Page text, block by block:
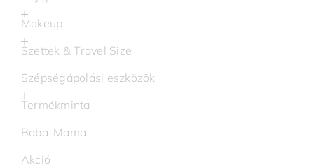
Makeup
Szettek & Travel Size
Szépségápolási eszközök
Termékminta
Baba-Mama
Akció